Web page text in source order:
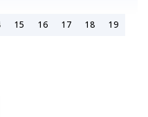
15 16 17 18
19